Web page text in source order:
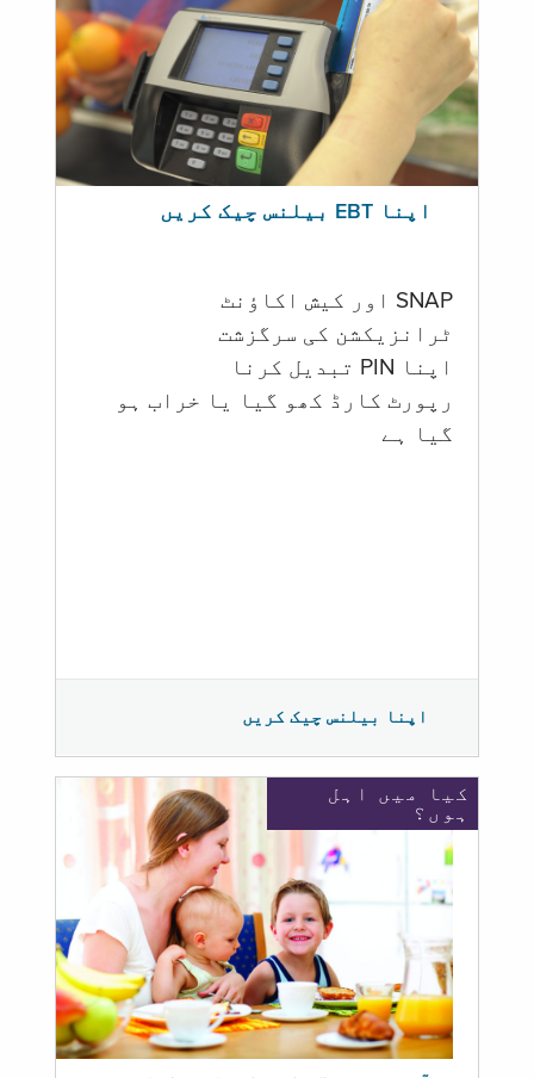
اپنا EBT بیلنس چیک کریں
SNAP اور کیش اکاؤنٹ
ٹرانزیکشن کی سرگزشت
اپنا PIN تبدیل کرنا
رپورٹ کارڈ کھو گیا یا خراب ہو
گيا ہے
اپنا بیلنس چیک کریں
کیا میں اہل
ہوں؟